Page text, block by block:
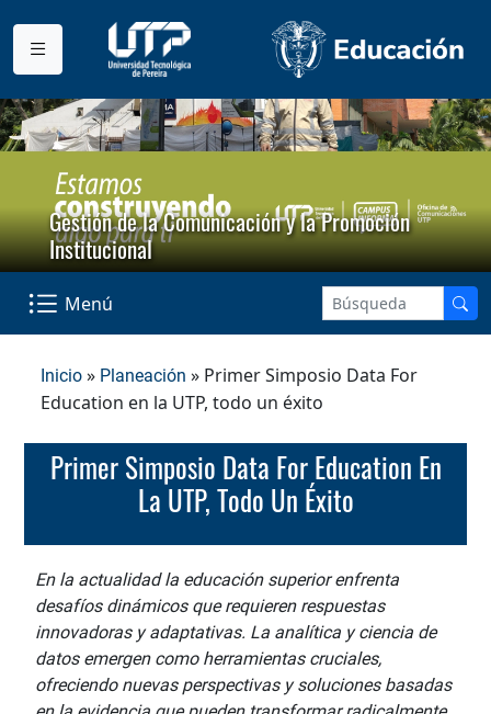
Gestión de la Comunicación y la Promoción
Institucional
Menú
Inicio » Planeación » Primer Simposio Data For
Education en la UTP, todo un éxito
Primer Simposio Data For Education En
La UTP, Todo Un Éxito
En la actualidad la educación superior enfrenta
desafíos dinámicos que requieren respuestas
innovadoras y adaptativas. La analítica y ciencia de
datos emergen como herramientas cruciales,
ofreciendo nuevas perspectivas y soluciones basadas